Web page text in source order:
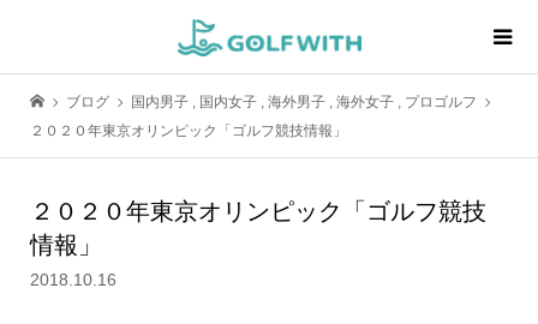
ブログ 国内男子 , 国内女子 , 海外男子 , 海外女子 , プロゴルフ
２０２０年東京オリンピック「ゴルフ競技情報」
２０２０年東京オリンピック「ゴルフ競技
情報」
2018.10.16